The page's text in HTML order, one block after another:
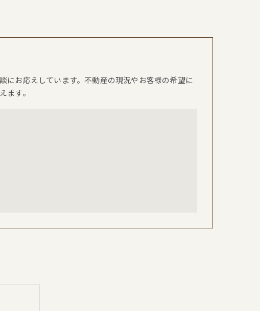
にお応えしています。不動産の現況やお客様の希望に
ます。